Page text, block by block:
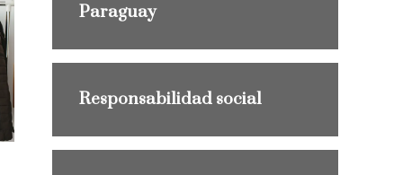
Paraguay
Responsabilidad social